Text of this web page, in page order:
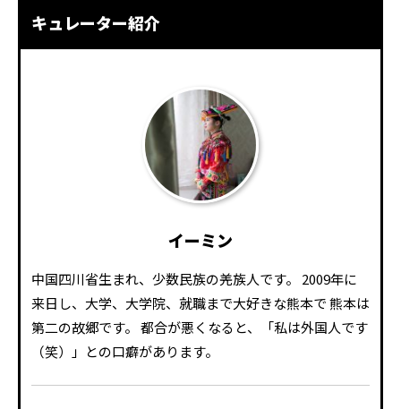
キュレーター紹介
イーミン
中国四川省生まれ、少数民族の羌族人です。 2009年に
来日し、大学、大学院、就職まで大好きな熊本で 熊本は
第二の故郷です。 都合が悪くなると、「私は外国人です
（笑）」との口癖があります。